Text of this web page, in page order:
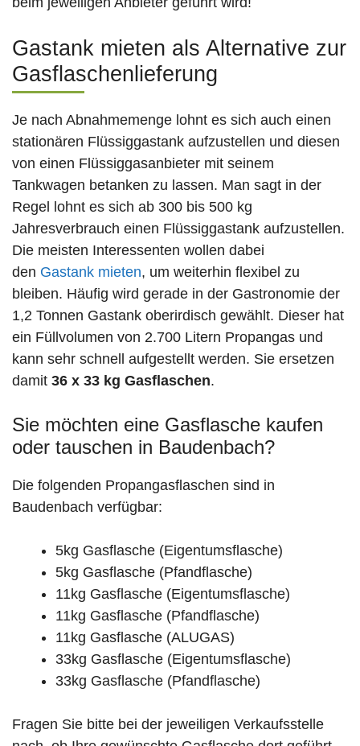
Gastank mieten als Alternative zur
Gasflaschenlieferung
Je nach Abnahmemenge lohnt es sich auch einen
stationären Flüssiggastank aufzustellen und diesen
von einen Flüssiggasanbieter mit seinem
Tankwagen betanken zu lassen. Man sagt in der
Regel lohnt es sich ab 300 bis 500 kg
Jahresverbrauch einen Flüssiggastank aufzustellen.
Die meisten Interessenten wollen dabei
den Gastank mieten, um weiterhin flexibel zu
bleiben. Häufig wird gerade in der Gastronomie der
1,2 Tonnen Gastank oberirdisch gewählt. Dieser hat
ein Füllvolumen von 2.700 Litern Propangas und
kann sehr schnell aufgestellt werden. Sie ersetzen
damit 36 x 33 kg Gasflaschen.
Sie möchten eine Gasflasche kaufen
oder tauschen in Baudenbach?
Die folgenden Propangasflaschen sind in
Baudenbach verfügbar:
5kg Gasflasche (Eigentumsflasche)
5kg Gasflasche (Pfandflasche)
11kg Gasflasche (Eigentumsflasche)
11kg Gasflasche (Pfandflasche)
11kg Gasflasche (ALUGAS)
33kg Gasflasche (Eigentumsflasche)
33kg Gasflasche (Pfandflasche)
Fragen Sie bitte bei der jeweiligen Verkaufsstelle